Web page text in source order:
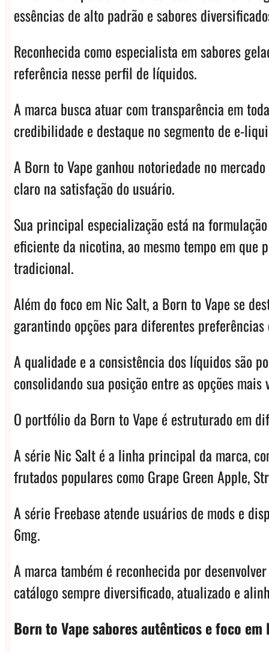
essências de alto padrão e sabores
Reconhecida como especialista em sabores
referência nesse perfil de líquidos.
A marca busca atuar com transparência em
credibilidade e destaque no segmento de e-
A Born to Vape ganhou notoriedade no
claro na satisfação do usuário.
Sua principal especialização está na
eficiente da nicotina, ao mesmo tempo em que
tradicional.
Além do foco em Nic Salt, a Born to Vape se
garantindo opções para diferentes
A qualidade e a consistência dos líquidos são
consolidando sua posição entre as opções mais
O portfólio da Born to Vape é estruturado em
A série Nic Salt é a linha principal da marca,
frutados populares como Grape Green Apple,
A série Freebase atende usuários de mods e
6mg.
A marca também é reconhecida por
catálogo sempre diversificado, atualizado e
Born to Vape sabores autênticos e foco em